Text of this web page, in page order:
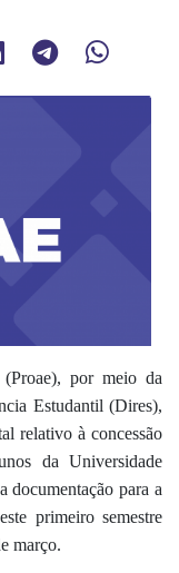
(Proae), por meio da
Estudantil (Dires),
relativo à concessão
da Universidade
a documentação para a
primeiro semestre
março.